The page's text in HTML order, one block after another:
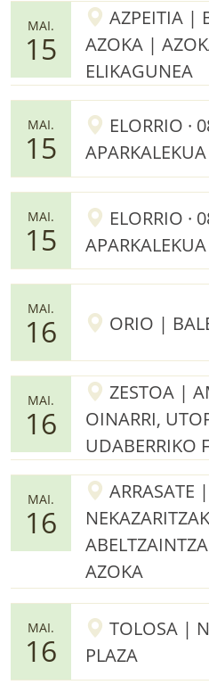
MAI.
15
AZPEITIA |
AZOKA |
ELIKAGUNEA
MAI.
15
ELORRIO ·
APARKALEKUA
MAI.
15
ELORRIO ·
APARKALEKUA
MAI.
16 ORIO |
MAI.
16
ZESTOA |
OINARRI,
UDABERRIKO
MAI.
16
ARRASATE
AZOKA
MAI.
16
TOLOSA |
PLAZA